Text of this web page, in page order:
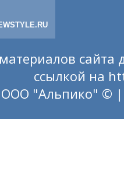
сайта
ссылкой на
ООО "Альпико" © |